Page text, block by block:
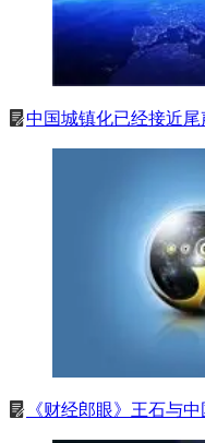
中国城镇化已经接近尾
《财经郎眼》王石与